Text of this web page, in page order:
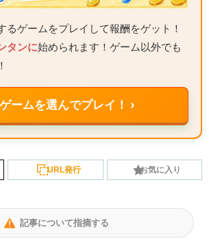
るゲームをプレイして報酬をゲット！
タンに始められます！ゲーム以外でも
ームを選んでプレイ！ ›
URL発行 お気に入り
記事について指摘する